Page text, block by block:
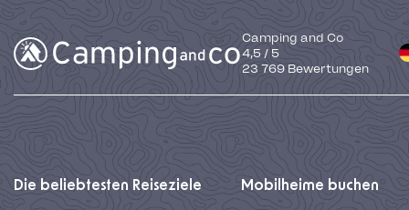
Camping and Co
4,5 / 5
23 769Bewertungen
Die beliebtesten Reiseziele Mobilheime buchen